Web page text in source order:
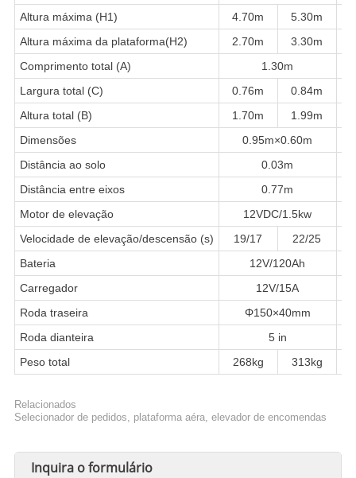
Altura máxima (H1)
4.70m 5.30m
Altura máxima da plataforma(H2)
2.70m 3.30m
Comprimento total (A)
1.30m
Largura total (C)
0.76m
0.84m
Altura total (B)
1.70m 1.99m
Dimensões
0.95m×0.60m
Distância ao solo
0.03m
Distância entre eixos
0.77m
Motor de elevação
12VDC/1.5kw
Velocidade de elevação/descensão (s)
19/17 22/25
Bateria
12V/120Ah
Carregador
12V/15A
Roda traseira
Φ150×40mm
Roda dianteira
5 in
Peso total
268kg 313kg
Relacionados
Selecionador de pedidos, plataforma aéra, elevador de encomendas
Inquira o formulário